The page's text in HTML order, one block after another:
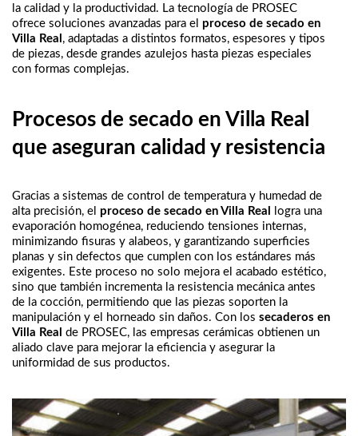
la calidad y la productividad. La tecnología de PROSEC
ofrece soluciones avanzadas para el proceso de secado en
Villa Real , adaptadas a distintos formatos, espesores y tipos
de piezas, desde grandes azulejos hasta piezas especiales
con formas complejas.
Procesos de secado en Villa Real
que aseguran calidad y resistencia
Gracias a sistemas de control de temperatura y humedad de
alta precisión, el proceso de secado en Villa Real
logra una
evaporación homogénea, reduciendo tensiones internas,
minimizando fisuras y alabeos, y garantizando superficies
planas y sin defectos que cumplen con los estándares más
exigentes. Este proceso no solo mejora el acabado estético,
sino que también incrementa la resistencia mecánica antes
de la cocción, permitiendo que las piezas soporten la
manipulación y el horneado sin daños. Con los secaderos en
Villa Real de PROSEC, las empresas cerámicas obtienen un
aliado clave para mejorar la eficiencia y asegurar la
uniformidad de sus productos.